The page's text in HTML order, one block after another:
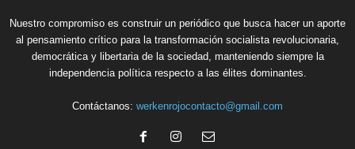
Nuestro compromiso es construir un periódico que busca hacer un aporte
al pensamiento crítico para la transformación socialista revolucionaria,
democrática y libertaria de la sociedad, manteniendo siempre la
independencia política respecto a las élites dominantes.
Contáctanos: werkenrojocontacto@gmail.com